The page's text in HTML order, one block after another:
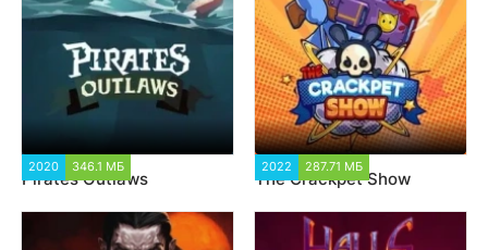
2020 346.1 МБ
Pirates Outlaws
2022 287.71 МБ
The Crackpet Show